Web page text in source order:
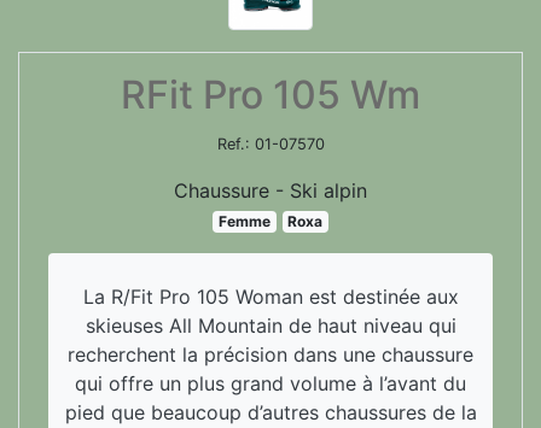
RFit Pro 105 Wm
Ref.: 01-07570
Chaussure - Ski alpin
Femme Roxa
La R/Fit Pro 105 Woman est destinée aux
skieuses All Mountain de haut niveau qui
recherchent la précision dans une chaussure
qui offre un plus grand volume à l’avant du
pied que beaucoup d’autres chaussures de la